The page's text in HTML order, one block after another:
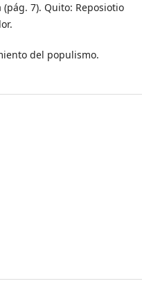
7). Quito: Reposiotio
del populismo.